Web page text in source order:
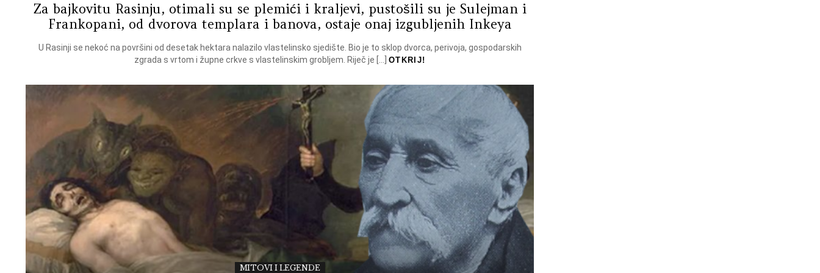
Za bajkovitu Rasinju, otimali su se plemići i kraljevi, pustošili su je Sulejman i
Frankopani, od dvorova templara i banova, ostaje onaj izgubljenih Inkeya
U Rasinji se nekoć na površini od desetak hektara nalazilo vlastelinsko sjedište. Bio je to sklop dvorca, perivoja, gospodarskih
zgrada s vrtom i župne crkve s vlastelinskim grobljem. Riječ je […]OTKRIJ!
MITOVI I LEGENDE